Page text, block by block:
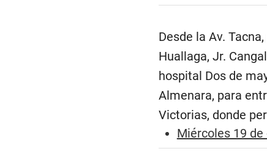
Desde la Av.
Huallaga, Jr.
hospital Dos de
Almenara, para
Victorias, donde
Miércoles 19 de